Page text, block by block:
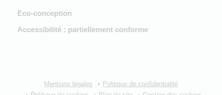
Eco-conception
Accessibilité : partiellement conforme
Mentions légales
Politique de confidentialité